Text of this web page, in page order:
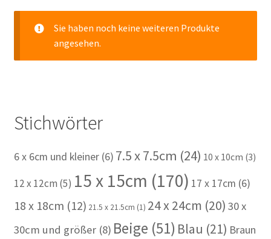
Sie haben noch keine weiteren Produkte
angesehen.
Stichwörter
6 x 6cm und kleiner(6) 7.5 x 7.5cm (24) 10 x 10cm (3)
12 x 12cm (5) 15 x 15cm (170) 17 x 17cm (6)
18 x 18cm (12) 21.5 x 21.5cm (1) 24 x 24cm (20) 30 x
30cm und größer(8) Beige (51) Blau (21) Braun